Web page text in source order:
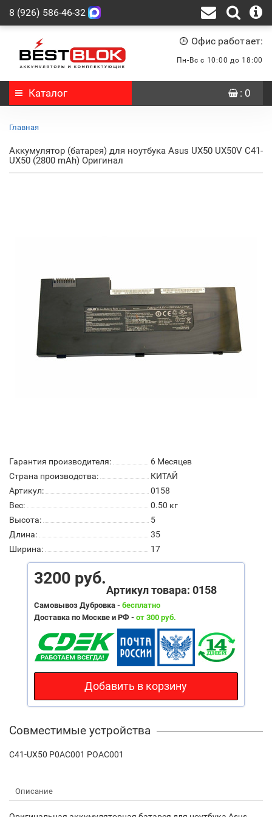
8 (926) 586-46-32
Офис работает:
Пн-Вс с 10:00 до 18:00
Каталог : 0
Главная
Аккумулятор (батарея) для ноутбука Asus UX50 UX50V C41-
UX50 (2800 mAh) Оригинал
Гарантия производителя:
6 Месяцев
Страна производства:
КИТАЙ
Артикул:
0158
Вес:
0.50 кг
Высота:
5
Длина:
35
Ширина:
17
3200 руб.
Артикул товара: 0158
Самовывоз Дубровка - бесплатно
Доставка по Москве и РФ - от 300 руб.
Добавить в корзину
Совместимые устройства
C41-UX50 P0AC001 POAC001
Описание